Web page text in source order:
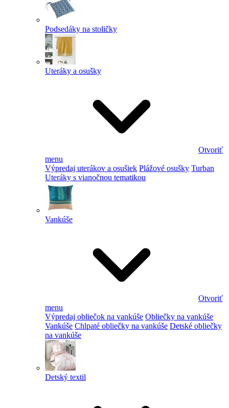
Podsedáky na stoličky
Uteráky a osušky
Otvoriť
menu
Výpredaj uterákov a osušiek Plážové osušky Turban
Uteráky s vianočnou tematikou
Vankúše
Otvoriť
menu
Výpredaj obliečok na vankúše Obliečky na vankúše
Vankúše Chlpaté obliečky na vankúše Detské obliečky
na vankúše
Detský textil